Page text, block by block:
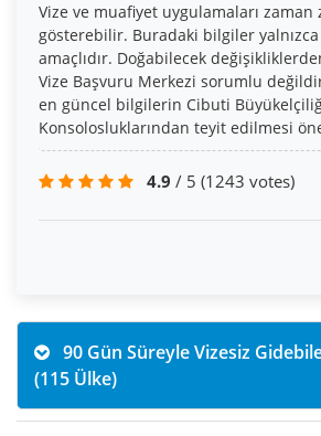
Vize ve muafiyet uygulamaları
gösterebilir. Buradaki bilgiler
amaçlıdır. Doğabilecek
Vize Başvuru Merkezi sorumlu
en güncel bilgilerin Cibuti
Konsolosluklarından teyit edilmesi
4.9 / 5 (1243 votes)
(115 Ülke)